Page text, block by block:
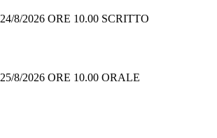
24/8/2026 ORE 10.00 SCRITTO
25/8/2026 ORE 10.00 ORALE